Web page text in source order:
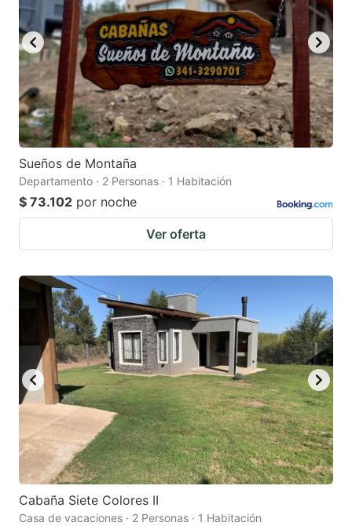
Sueños de Montaña
Departamento · 2 Personas · 1 Habitación
$ 73.102 por noche
Ver oferta
Cabaña Siete Colores II
Casa de vacaciones · 2 Personas · 1 Habitación